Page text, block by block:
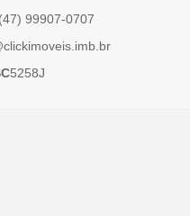
(47) 99907-0707
5258J